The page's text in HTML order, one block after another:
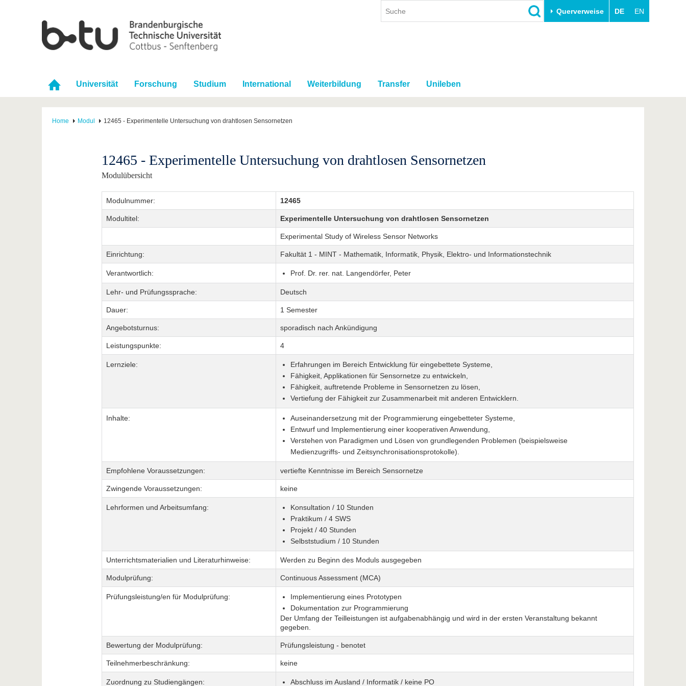
Querverweise DE EN
Universität Forschung Studium International Weiterbildung Transfer Unileben
Home Modul 12465 - Experimentelle Untersuchung von drahtlosen Sensornetzen
12465 - Experimentelle Untersuchung von drahtlosen Sensornetzen
Modulübersicht
Modulnummer: 12465
Modultitel: Experimentelle Untersuchung von drahtlosen Sensornetzen
Experimental Study of Wireless Sensor Networks
Einrichtung: Fakultät 1 - MINT - Mathematik, Informatik, Physik, Elektro- und Informationstechnik
Verantwortlich: Prof. Dr. rer. nat. Langendörfer, Peter
Lehr- und Prüfungssprache: Deutsch
Dauer: 1 Semester
Angebotsturnus: sporadisch nach Ankündigung
Leistungspunkte: 4
Lernziele:
Erfahrungen im Bereich Entwicklung für eingebettete Systeme,
Fähigkeit, Applikationen für Sensornetze zu entwickeln,
Fähigkeit, auftretende Probleme in Sensornetzen zu lösen,
Vertiefung der Fähigkeit zur Zusammenarbeit mit anderen Entwicklern.
Inhalte:
Auseinandersetzung mit der Programmierung eingebetteter Systeme,
Entwurf und Implementierung einer kooperativen Anwendung,
Verstehen von Paradigmen und Lösen von grundlegenden Problemen (beispielsweise
Medienzugriffs- und Zeitsynchronisationsprotokolle).
Empfohlene Voraussetzungen: vertiefte Kenntnisse im Bereich Sensornetze
Zwingende Voraussetzungen: keine
Lehrformen und Arbeitsumfang:
Konsultation / 10 Stunden
Praktikum / 4 SWS
Projekt / 40 Stunden
Selbststudium / 10 Stunden
Unterrichtsmaterialien und Literaturhinweise: Werden zu Beginn des Moduls ausgegeben
Modulprüfung: Continuous Assessment (MCA)
Prüfungsleistung/en für Modulprüfung:
Implementierung eines Prototypen
Dokumentation zur Programmierung
Der Umfang der Teilleistungen ist aufgabenabhängig und wird in der ersten Veranstaltung bekannt
gegeben.
Bewertung der Modulprüfung: Prüfungsleistung - benotet
Teilnehmerbeschränkung: keine
Zuordnung zu Studiengängen: Abschluss im Ausland / Informatik / keine PO